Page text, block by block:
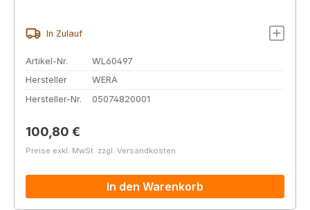
In Zulauf
Artikel-Nr.
WL60497
Hersteller
WERA
Hersteller-Nr.
05074820001
Regulärer Preis:
100,80 €
Preise exkl. MwSt. zzgl. Versandkosten
In den Warenkorb